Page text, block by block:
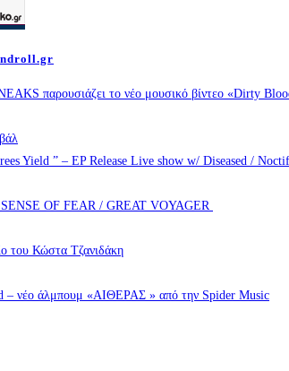
παρουσιάζει το νέο μουσικό βίντεο «Dirty
Yield ” – EP Release Live show w/ Diseased /
OF FEAR / GREAT VOYAGER
του Κώστα Τζανιδάκη
άλμπουμ «ΑΙΘΕΡΑΣ » από την Spider Music